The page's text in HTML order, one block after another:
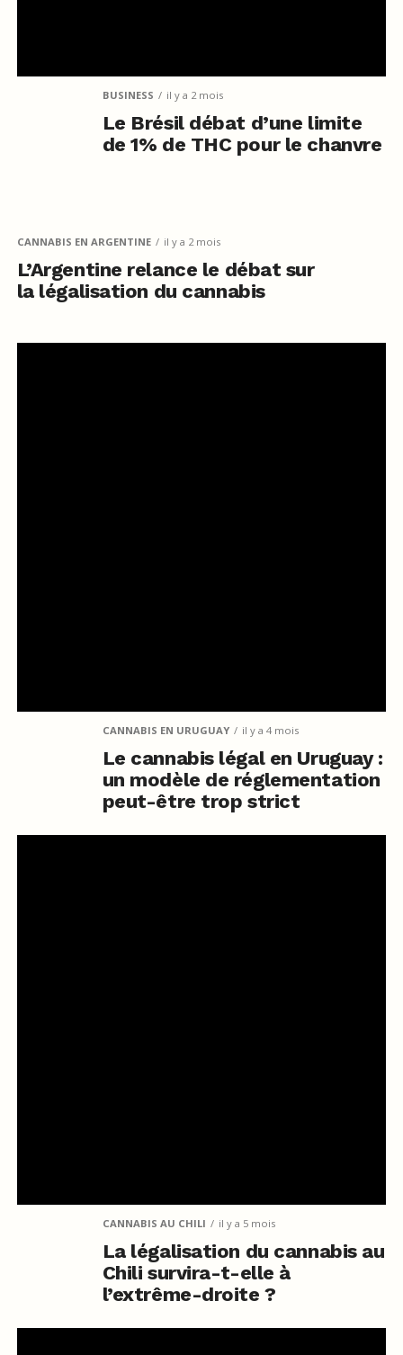
BUSINESS il y a 2 mois
Le Brésil débat d’une limite
de 1% de THC pour le chanvre
CANNABIS EN ARGENTINE il y a 2 mois
L’Argentine relance le débat sur
la légalisation du cannabis
CANNABIS EN URUGUAY il y a 4 mois
Le cannabis légal en Uruguay :
un modèle de réglementation
peut-être trop strict
CANNABIS AU CHILI il y a 5 mois
La légalisation du cannabis au
Chili survira-t-elle à
l’extrême-droite ?